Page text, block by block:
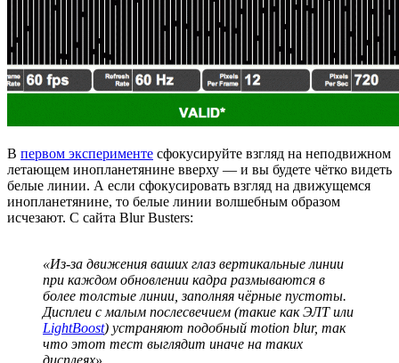
В первом эксперименте сфокусируйте взгляд на неподвижном
летающем инопланетянине вверху — и вы будете чётко видеть
белые линии. А если сфокусировать взгляд на движущемся
инопланетянине, то белые линии волшебным образом
исчезают. С сайта Blur Busters:
«Из-за движения ваших глаз вертикальные линии
при каждом обновлении кадра размываются в
более толстые линии, заполняя чёрные пустоты.
Дисплеи с малым послесвечием (такие как ЭЛТ или
LightBoost) устраняют подобный motion blur, так
что этот тест выглядит иначе на таких